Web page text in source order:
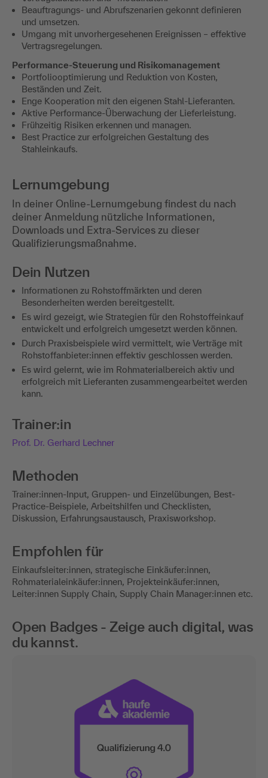
Beauftragungs- und Abrufszenarien gekonnt definieren
und umsetzen.
Umgang mit unvorhergesehenen Ereignissen – effektive
Vertragsregelungen.
Performance-Steuerung und Risikomanagement
Portfoliooptimierung und Reduktion von Kosten,
Beständen und Zeit.
Enge Kooperation mit den eigenen Stahl-Lieferanten.
Aktive Performance-Überwachung der Lieferleistung.
Frühzeitig Risiken erkennen und managen.
Best Practice zur erfolgreichen Gestaltung des
Stahleinkaufs.
Lernumgebung
In deiner Online-Lernumgebung findest du nach
deiner Anmeldung nützliche Informationen,
Downloads und Extra-Services zu dieser
Qualifizierungsmaßnahme.
Dein Nutzen
Informationen zu Rohstoffmärkten und deren
Besonderheiten werden bereitgestellt.
Es wird gezeigt, wie Strategien für den Rohstoffeinkauf
entwickelt und erfolgreich umgesetzt werden können.
Durch Praxisbeispiele wird vermittelt, wie Verträge mit
Rohstoffanbieter:innen effektiv geschlossen werden.
Es wird gelernt, wie im Rohmaterialbereich aktiv und
erfolgreich mit Lieferanten zusammengearbeitet werden
kann.
Trainer:in
Prof. Dr. Gerhard Lechner
Methoden
Trainer:innen-Input, Gruppen- und Einzelübungen, Best-
Practice-Beispiele, Arbeitshilfen und Checklisten,
Diskussion, Erfahrungsaustausch, Praxisworkshop.
Empfohlen für
Einkaufsleiter:innen, strategische Einkäufer:innen,
Rohmaterialeinkäufer:innen, Projekteinkäufer:innen,
Leiter:innen Supply Chain, Supply Chain Manager:innen etc.
Open Badges - Zeige auch digital, was
du kannst.